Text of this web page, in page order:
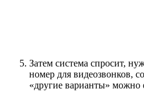
Затем система спросит,
номер для видеозвонков,
«другие варианты» можно